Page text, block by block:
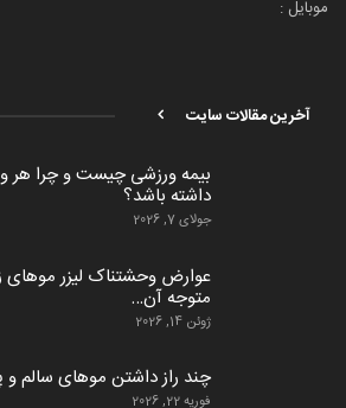
موبایل :
آخرین مقالات سایت
بیمه ورزشی چیست و چرا هر
داشته باشد؟
جولای 7, 2026
عوارض وحشتناک لیزر موهای
متوجه آن…
ژوئن 14, 2026
چند راز داشتن موهای
فوریه 22, 2026